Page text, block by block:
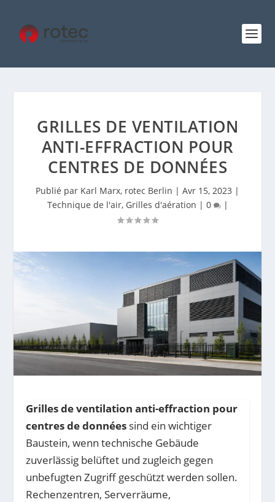
GRILLES DE VENTILATION
ANTI-EFFRACTION POUR
CENTRES DE DONNÉES
Publié par Karl Marx, rotec Berlin | Avr 15, 2023 |
Technique de l'air, Grilles d'aération | 0 |
Grilles de ventilation anti-effraction pour
centres de données sind ein wichtiger
Baustein, wenn technische Gebäude
zuverlässig belüftet und zugleich gegen
unbefugten Zugriff geschützt werden sollen.
Rechenzentren, Serverräume,